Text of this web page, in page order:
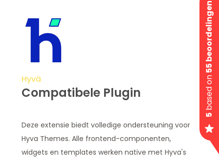
Hyvä
Compatibele Plugin
Deze extensie biedt volledige ondersteuning voor
Hyva Themes. Alle frontend-componenten,
widgets en templates werken native met Hyva's
5
based on
55 beoordelingen